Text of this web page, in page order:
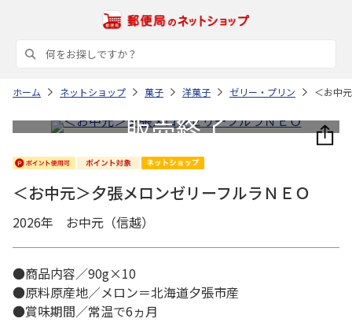
ホーム ネットショップ 菓子 洋菓子 ゼリー・プリン ＜お中
＜お中元＞夕張メロンゼリーフルラＮＥＯ
2026年 お中元（信越）
●商品内容／90g×10
●原料原産地／メロン＝北海道夕張市産
●賞味期間／常温で6ヵ月